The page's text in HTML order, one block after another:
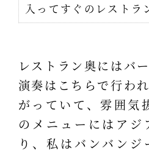
入ってすぐのレストラ
レストラン奥にはバ
演奏はこちらで行わ
がっていて、雰囲気
のメニューにはアジ
り、私はバンバン